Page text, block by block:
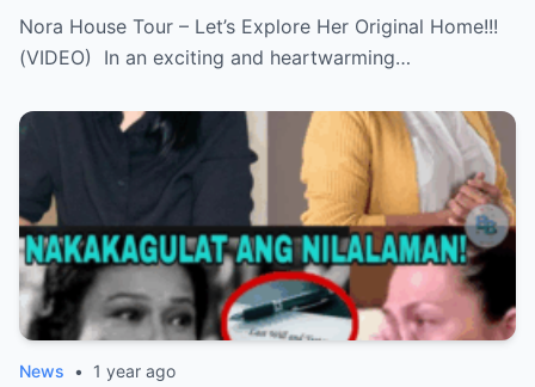
Untold Memories Finally Revealed!
(VIDEO)
Nora House Tour – Let’s Explore Her Original Home!!!
(VIDEO) In an exciting and heartwarming…
News • 1 year ago